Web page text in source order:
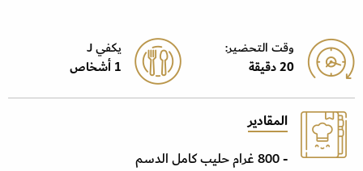
وقت التحضير:
20 دقيقة
يكفي J
1 أشخاص
المقادير
- 800 غرام حليب كامل الدسم